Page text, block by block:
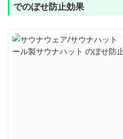
でのぼせ防止効果